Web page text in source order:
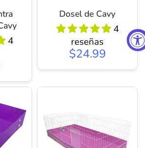
4
Dosel de Cavy
4
reseñas
$24.99